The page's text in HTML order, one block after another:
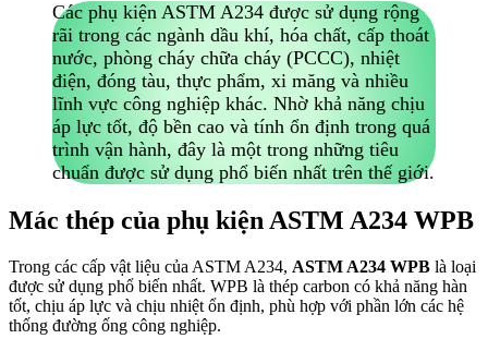
Các phụ kiện ASTM A234 được sử dụng rộng
rãi trong các ngành dầu khí, hóa chất, cấp thoát
nước, phòng cháy chữa cháy (PCCC), nhiệt
điện, đóng tàu, thực phẩm, xi măng và nhiều
lĩnh vực công nghiệp khác. Nhờ khả năng chịu
áp lực tốt, độ bền cao và tính ổn định trong quá
trình vận hành, đây là một trong những tiêu
chuẩn được sử dụng phổ biến nhất trên thế giới.
Mác thép của phụ kiện ASTM A234 WPB
Trong các cấp vật liệu của ASTM A234, ASTM A234 WPB là loại
được sử dụng phổ biến nhất. WPB là thép carbon có khả năng hàn
tốt, chịu áp lực và chịu nhiệt ổn định, phù hợp với phần lớn các hệ
thống đường ống công nghiệp.